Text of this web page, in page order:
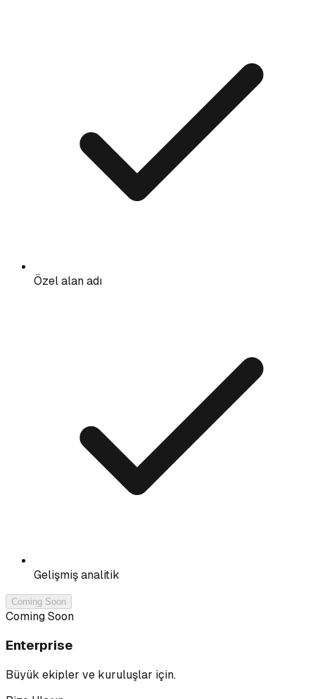
Özel alan adı
Gelişmiş analitik
Coming Soon
Coming Soon
Enterprise
Büyük ekipler ve kuruluşlar için.